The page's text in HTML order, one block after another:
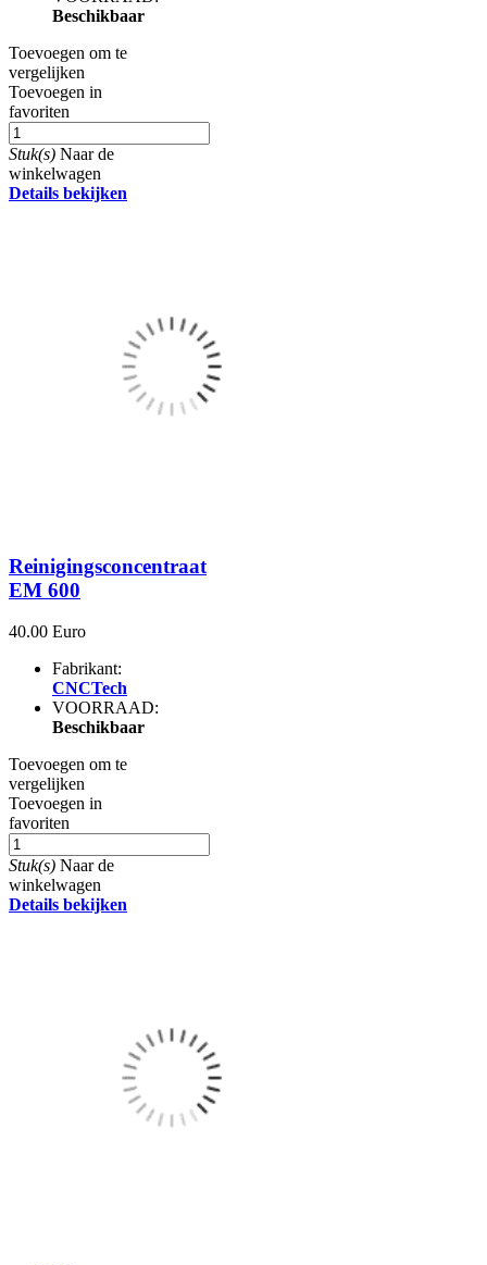
Beschikbaar
Toevoegen om te
vergelijken
Toevoegen in
favoriten
Stuk(s) Naar de
winkelwagen
Details bekijken
Reinigingsconcentraat
EM 600
40.00 Euro
Fabrikant:
CNCTech
VOORRAAD:
Beschikbaar
Toevoegen om te
vergelijken
Toevoegen in
favoriten
Stuk(s) Naar de
winkelwagen
Details bekijken